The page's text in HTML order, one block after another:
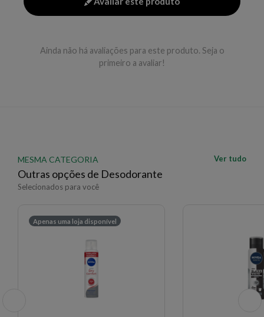
Ainda não há avaliações para este produto. Seja o
primeiro a avaliar!
MESMA CATEGORIA
Outras opções de Desodorante
Selecionados para você
Ver tudo
Apenas uma loja disponível